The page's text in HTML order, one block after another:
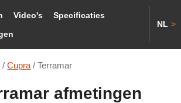
Video's
Specificaties
NL >
/ Cupra / Terramar
afmetingen